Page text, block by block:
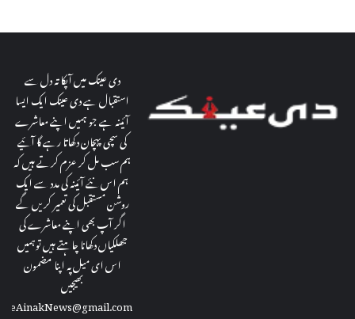
دی عینک میں آپکا تہ دل سے
استقبال ہے دی عینک ایک ایسا
آئینہ ہے جو ہمیں اپنے معاشرے
کی سچی پہچان دکھاتا رہے گا آئیے
ہم سب مل کر عزم کرتے ہیں کہ
ہم اس نئے آئینہ کی مدد سے ایک
روشن مستقبل کی تعمیر کریں گے
اگر آپ بھی اپنے معاشرے کی
جھلکیاں دکھانا چاہتے ہیں توہمیں
اس ای میل پہ اپنا مضمون
بھیجیں
theAinakNews@gmail.com